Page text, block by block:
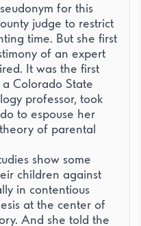
for this
judge to restrict
time. But she first
of an expert
It was the first
Colorado State
professor, took
to espouse her
of parental
show some
children against
in contentious
at the center of
And she told the